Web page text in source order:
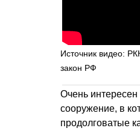
Источник видео:
закон РФ
Очень
сооружение, в
продолговатые